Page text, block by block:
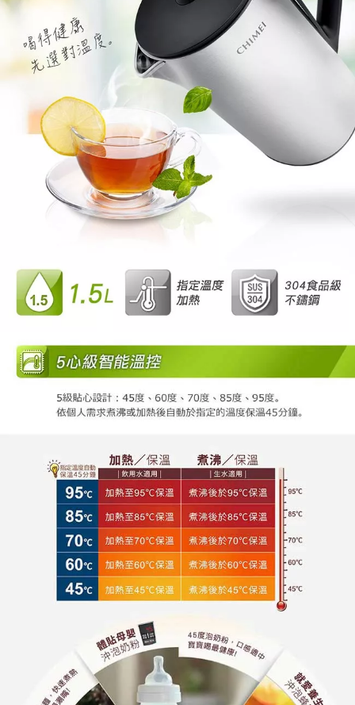
４．使用「AFTEE先享後付」時，將依據個別帳號之用戶狀況，依本公司即
時審查核予不同之上限額度；若仍有額度不足之情形，本公司將視審查結果
請求用戶進行身份認證。
５．嚴禁一人註冊多個帳號或使用他人資訊註冊。若發現惡意使用之情形，
恩沛科技股份有限公司將有權停止該用戶之使用額度並採取法律行動。